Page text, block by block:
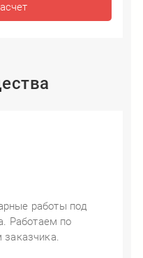
работы под
Работаем по